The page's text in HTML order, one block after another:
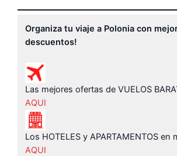
Organiza tu viaje a Polonia con
descuentos!
Las mejores ofertas de VUELOS
AQUI
Los HOTELES y APARTAMENTOS en
AQUI